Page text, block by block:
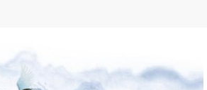
1122.88 +3.42 +0.30%